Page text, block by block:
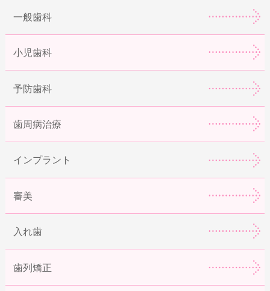
一般歯科
小児歯科
予防歯科
歯周病治療
インプラント
審美
入れ歯
歯列矯正